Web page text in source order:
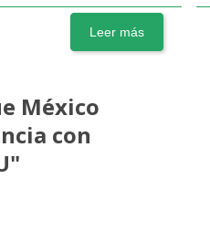
Leer más
México
con